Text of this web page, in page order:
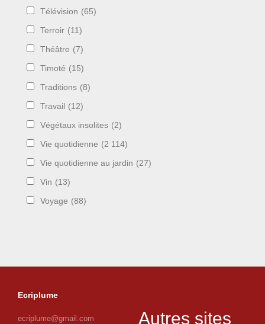
Télévision (65)
Terroir (11)
Théâtre (7)
Timoté (15)
Traditions (8)
Travail (12)
Végétaux insolites (2)
Vie quotidienne (2 114)
Vie quotidienne au jardin (27)
Vin (13)
Voyage (88)
Ecriplume
ecriplume@gmail.com Autres sites